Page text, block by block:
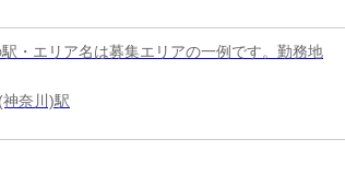
・エリア名は募集エリアの一例です。勤務地
奈川)駅